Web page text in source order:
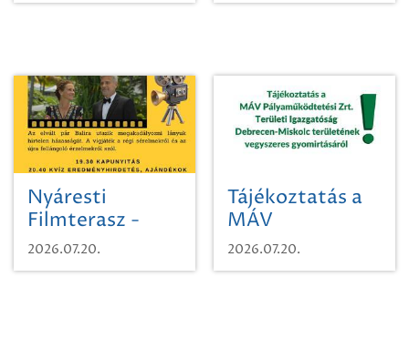
Nyáresti
Filmterasz -
Beugró a
Paradicsomba
2026.07.20.
Tájékoztatás a
MÁV
Pályaműködtetési
Zrt. Területi
2026.07.20.